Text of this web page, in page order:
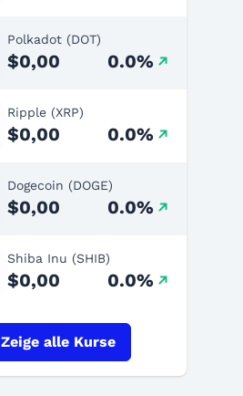
Polkadot (DOT)
$0,00 0.0%
Ripple (XRP)
$0,00 0.0%
Dogecoin (DOGE)
$0,00 0.0%
Shiba Inu (SHIB)
$0,00 0.0%
Zeige alle Kurse